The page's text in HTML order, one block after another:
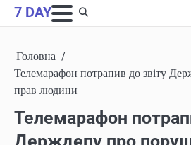
Skip
to
7 DAY
Головна
Телемарафон потрапив до звіту
прав людини
Телемарафон
Держдепу про